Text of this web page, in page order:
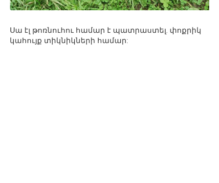
Սա էլ թոռնուհու համար է պատրաստել. փոքրիկ
կահույք տիկնիկների համար: